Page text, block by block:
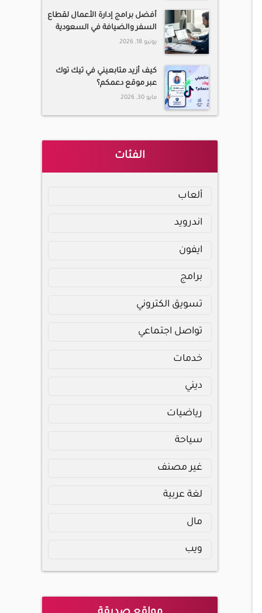
أفضل برامج إدارة الأعمال لقطاع
السفر والضيافة في السعودية
يونيو 18, 2026
كيف أزيد متابعيني في تيك توك
عبر موقع دعمكم؟
مايو 30, 2026
الفئات
ألعاب
اندرويد
ايفون
برامج
تسويق الكتروني
تواصل اجتماعي
خدمات
ديني
رياضيات
سياحة
غير مصنف
لغة عربية
مال
ويب